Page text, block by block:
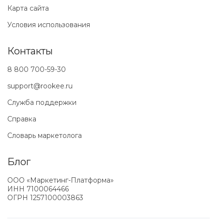
Блог
ООО «Маркетинг-Платформа»
ИНН 7100064466
ОГРН 1257100003863
Карта сайта
Условия использования
Контакты
8 800 700-59-30
support@rookee.ru
Служба поддержки
Справка
Словарь маркетолога